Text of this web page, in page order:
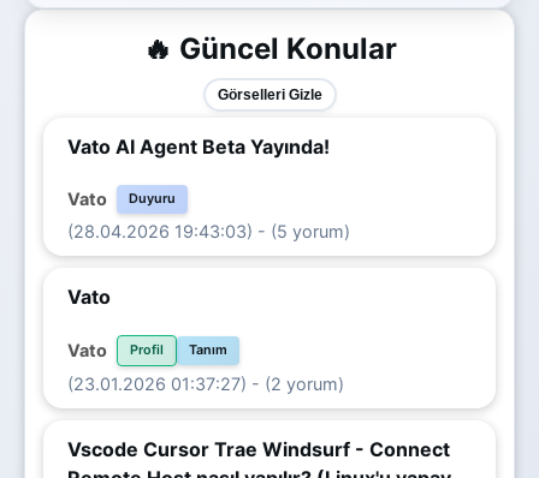
🔥 Güncel Konular
Görselleri Gizle
Vato AI Agent Beta Yayında!
Vato Duyuru
(28.04.2026 19:43:03) - (5 yorum)
Vato
Vato Profil Tanım
(23.01.2026 01:37:27) - (2 yorum)
Vscode Cursor Trae Windsurf - Connect